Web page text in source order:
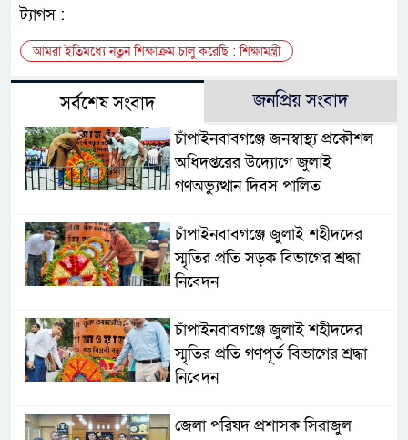
ট্যাগস :
আমরা ইতিমধ্যে নতুন শিক্ষাক্রম চালু করেছি : শিক্ষামন্ত্রী
সর্বশেষ সংবাদ জনপ্রিয় সংবাদ
চাঁপাইনবাবগঞ্জে জনস্বাস্থ্য প্রকৌশল
অধিদপ্তরের উদ্যোগে জুলাই
গণঅভ্যুত্থান দিবস পালিত
চাঁপাইনবাবগঞ্জে জুলাই শহীদদের
স্মৃতির প্রতি সড়ক বিভাগের শ্রদ্ধা
নিবেদন
চাঁপাইনবাবগঞ্জে জুলাই শহীদদের
স্মৃতির প্রতি গণপূর্ত বিভাগের শ্রদ্ধা
নিবেদন
জেলা পরিষদ প্রশাসক সিরাজুল